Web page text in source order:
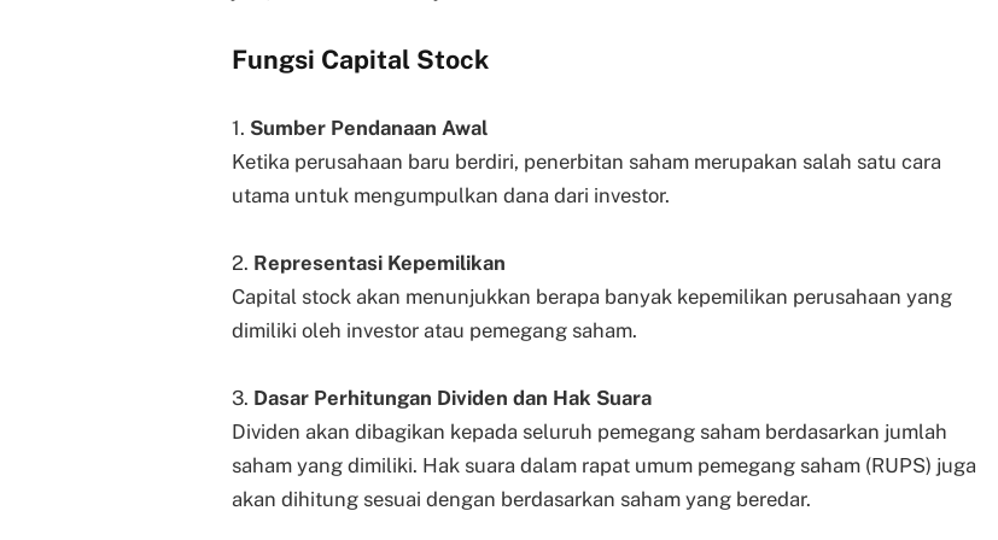
Fungsi Capital Stock
1. Sumber Pendanaan Awal
Ketika perusahaan baru berdiri, penerbitan saham merupakan salah satu cara
utama untuk mengumpulkan dana dari investor.
2. Representasi Kepemilikan
Capital stock akan menunjukkan berapa banyak kepemilikan perusahaan yang
dimiliki oleh investor atau pemegang saham.
3. Dasar Perhitungan Dividen dan Hak Suara
Dividen akan dibagikan kepada seluruh pemegang saham berdasarkan jumlah
saham yang dimiliki. Hak suara dalam rapat umum pemegang saham (RUPS) juga
akan dihitung sesuai dengan berdasarkan saham yang beredar.